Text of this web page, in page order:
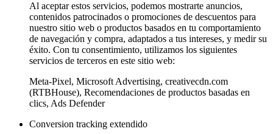
Al aceptar estos servicios, podemos mostrarte anuncios,
contenidos patrocinados o promociones de descuentos para
nuestro sitio web o productos basados en tu comportamiento
de navegación y compra, adaptados a tus intereses, y medir su
éxito. Con tu consentimiento, utilizamos los siguientes
servicios de terceros en este sitio web:
Meta-Pixel, Microsoft Advertising, creativecdn.com
(RTBHouse), Recomendaciones de productos basadas en
clics, Ads Defender
Conversion tracking extendido